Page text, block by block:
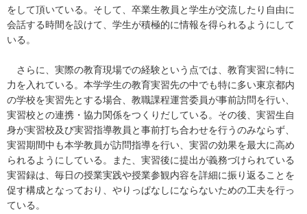
をして頂いている。そして、卒業生教員と学生が交流したり自由に
会話する時間を設けて、学生が積極的に情報を得られるようにして
いる。
さらに、実際の教育現場での経験という点では、教育実習に特に
力を入れている。本学学生の教育実習先の中でも特に多い東京都内
の学校を実習先とする場合、教職課程運営委員が事前訪問を行い、
実習校との連携・協力関係をつくりだしている。その後、実習生自
身が実習校及び実習指導教員と事前打ち合わせを行うのみならず、
実習期間中も本学教員が訪問指導を行い、実習の効果を最大に高め
られるようにしている。また、実習後に提出が義務づけられている
実習録は、毎日の授業実践や授業参観内容を詳細に振り返ることを
促す構成となっており、やりっぱなしにならないための工夫を行っ
ている。